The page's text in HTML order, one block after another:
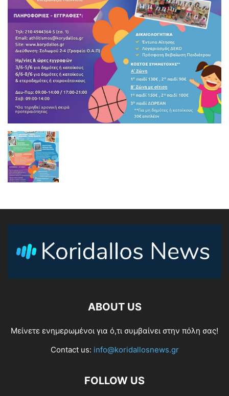
ABOUT US
Μείνετε ενημερωμένοι για ό,τι συμβαίνει στην πόλη σας!
Contact us: info@koridallosnews.gr
FOLLOW US